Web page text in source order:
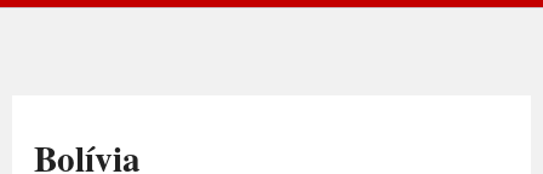
Bolívia